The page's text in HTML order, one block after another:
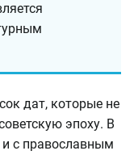
дат, которые не
эпоху. В
и с православным